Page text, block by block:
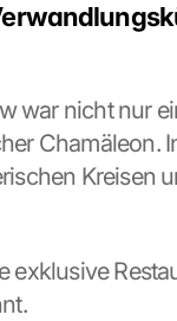
war nicht nur
Chamäleon.
Kreisen
exklusive